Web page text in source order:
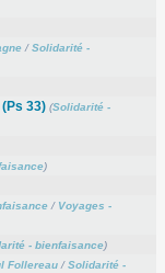
/Solidarité -
33) (Solidarité -
)
/ Voyages -
- bienfaisance)
Follereau/Solidarité -